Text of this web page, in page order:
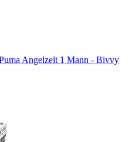
Angelzelt 1 Mann - Bivvy